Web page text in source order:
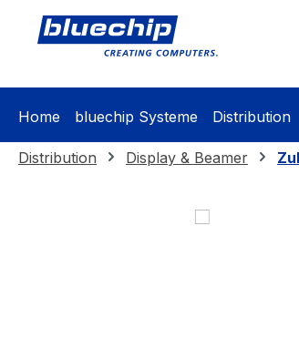
Zur Hauptnavigation springen
Home bluechip Systeme Distribution
Distribution Display & Beamer
Bildergalerie überspringen